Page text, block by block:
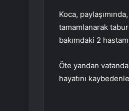
Koca,
tamamlanarak
bakımdaki 2
Öte yandan
hayatını